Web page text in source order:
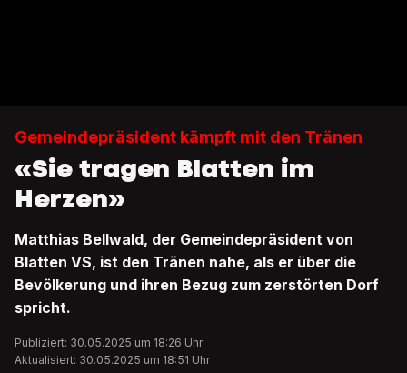
Gemeindepräsident kämpft mit den Tränen
«Sie tragen Blatten im
Herzen»
Matthias Bellwald, der Gemeindepräsident von
Blatten VS, ist den Tränen nahe, als er über die
Bevölkerung und ihren Bezug zum zerstörten Dorf
spricht.
Publiziert: 30.05.2025 um 18:26 Uhr
Aktualisiert: 30.05.2025 um 18:51 Uhr